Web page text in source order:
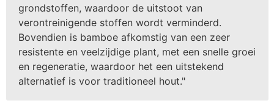
grondstoffen, waardoor de uitstoot van
verontreinigende stoffen wordt verminderd.
Bovendien is bamboe afkomstig van een zeer
resistente en veelzijdige plant, met een snelle groei
en regeneratie, waardoor het een uitstekend
alternatief is voor traditioneel hout."